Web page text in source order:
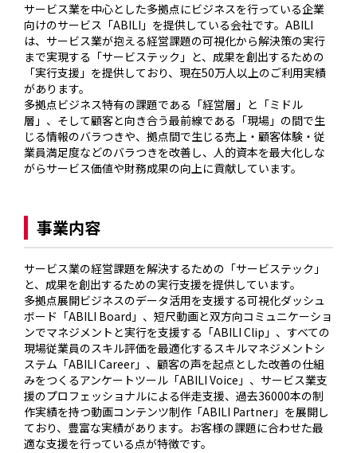
サービス業を中心とした多拠点にビジネスを行っている企業
向けのサービス「ABILI」を提供している会社です。ABILI
は、サービス業が抱える経営課題の可視化から解決策の実行
まで実現する「サービステック」と、成果を創出するための
「実行支援」を提供しており、現在50万人以上のご利用実績
があります。
多拠点ビジネス特有の課題である「経営層」と「ミドル
層」、そして顧客と向き合う最前線である「現場」の間で生
じる情報のバラつきや、拠点間で生じる売上・顧客体験・従
業員満足度などのバラつきを改善し、人的資本を最大化しな
がらサービス価値や財務成果の向上に貢献しています。
事業内容
サービス業の経営課題を解決するための「サービステック」
と、成果を創出するための実行支援を提供しています。
多拠点展開ビジネスのデータ活用を支援する可視化ダッシュ
ボード「ABILI Board」、短尺動画と双方向コミュニケーショ
ンでマネジメントと実行を支援する「ABILI Clip」、すべての
現場従業員のスキル評価を最適化するスキルマネジメントシ
ステム「ABILI Career」、顧客の声を起点とした改善の仕組
みをつくるアンケートツール「ABILI Voice」、サービス業支
援のプロフェッショナルによる伴走支援、過去36000本の制
作実績を持つ動画コンテンツ制作「ABILI Partner」を展開し
ており、豊富な実績があります。お客様の課題に合わせた最
適な支援を行っている点が特徴です。